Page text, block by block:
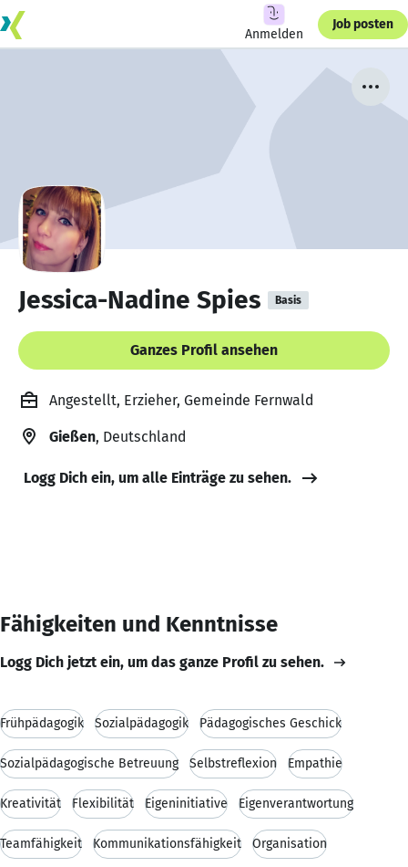
Anmelden
Job posten
Jessica-Nadine Spies Basis
Ganzes Profil ansehen
Angestellt, Erzieher, Gemeinde Fernwald
Gießen, Deutschland
Logg Dich ein, um alle Einträge zu sehen.
Fähigkeiten und Kenntnisse
Logg Dich jetzt ein, um das ganze Profil zu sehen.
Frühpädagogik Sozialpädagogik Pädagogisches Geschick
Sozialpädagogische Betreuung Selbstreflexion Empathie
Kreativität Flexibilität Eigeninitiative Eigenverantwortung
Teamfähigkeit Kommunikationsfähigkeit Organisation